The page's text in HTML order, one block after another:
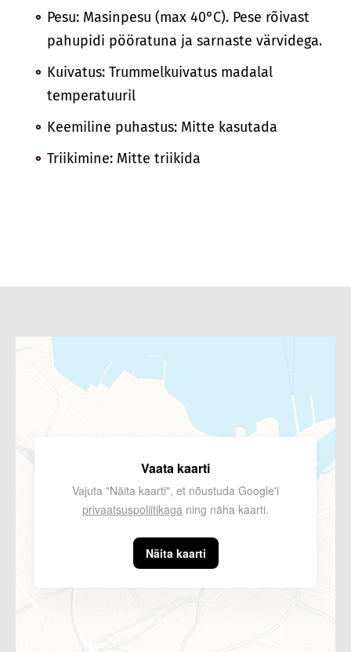
Pesu: Masinpesu (max 40°C). Pese rõivast
pahupidi pööratuna ja sarnaste värvidega.
Kuivatus: Trummelkuivatus madalal
temperatuuril
Keemiline puhastus: Mitte kasutada
Triikimine: Mitte triikida
Vaata kaarti
Vajuta "Näita kaarti", et nõustuda Google'i
privaatsuspoliitikaga ning näha kaarti.
Näita kaarti